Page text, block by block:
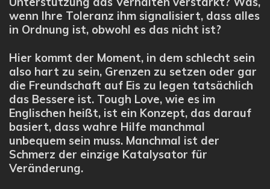
wenn Ihre Toleranz ihm signalisiert, dass alles
in Ordnung ist, obwohl es das nicht ist?
Hier kommt der Moment, in dem schlecht sein
also hart zu sein, Grenzen zu setzen oder gar
die Freundschaft auf Eis zu legen tatsächlich
das Bessere ist. Tough Love, wie es im
Englischen heißt, ist ein Konzept, das darauf
basiert, dass wahre Hilfe manchmal
unbequem sein muss. Manchmal ist der
Schmerz der einzige Katalysator für
Veränderung.